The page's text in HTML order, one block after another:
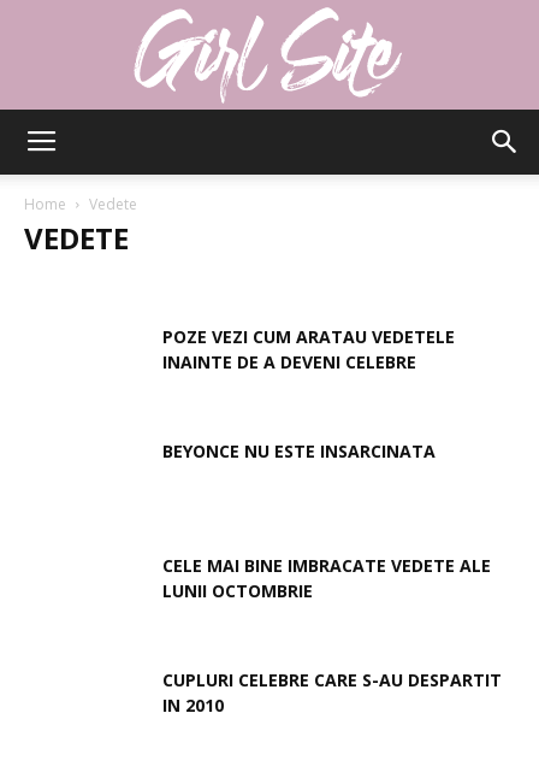
Home Vedete
VEDETE
POZE VEZI CUM ARATAU VEDETELE
INAINTE DE A DEVENI CELEBRE
BEYONCE NU ESTE INSARCINATA
CELE MAI BINE IMBRACATE VEDETE ALE
LUNII OCTOMBRIE
CUPLURI CELEBRE CARE S-AU DESPARTIT
IN 2010